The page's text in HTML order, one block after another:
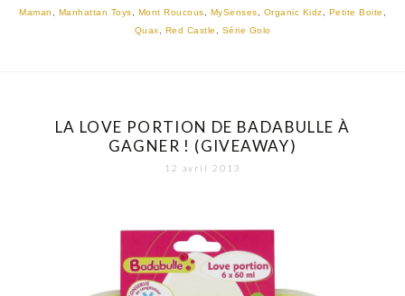
Maman
Manhattan Toys Mont Roucous MySenses Organic Kidz Petite Boite
Quax
Red Castle Série Golo
LA LOVE PORTION DE BADABULLE À
GAGNER ! (GIVEAWAY)
12 avril 2013